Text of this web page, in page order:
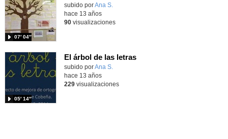
subido porAna S.
07′ 04″
hace 13 años
90visualizaciones
El árbol de las letras
subido porAna S.
05′ 14″
hace 13 años
229visualizaciones